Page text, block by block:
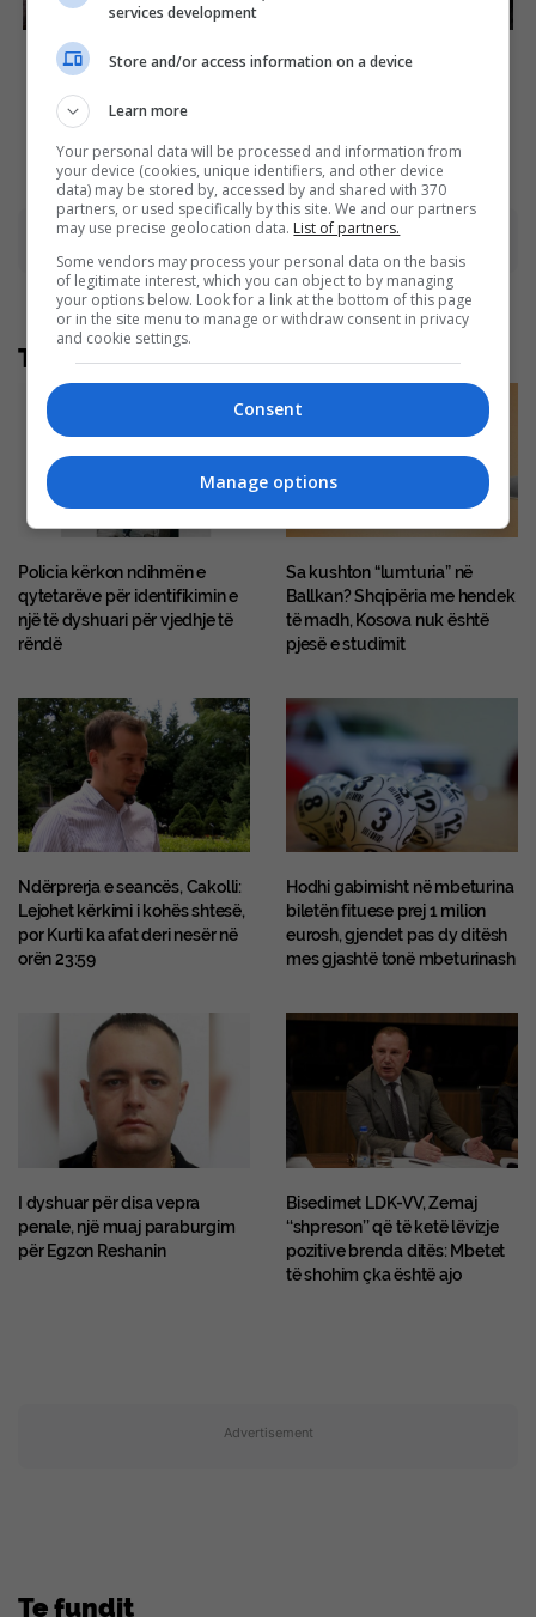
What Happened To Laura
San Giacomo? She's Still
Stunning Today!
Brainberries
Bond? Here's What We
Advertisement
Të tjera nga rubrika
Policia kërkon ndihmën e
qytetarëve për identifikimin e
një të dyshuari për vjedhje të
rëndë
Sa kushton “lumturia” në
Ballkan? Shqipëria me hendek
të madh, Kosova nuk është
pjesë e studimit
Ndërprerja e seancës, Cakolli:
Lejohet kërkimi i kohës shtesë,
por Kurti ka afat deri nesër në
orën 23:59
Hodhi gabimisht në mbeturina
biletën fituese prej 1 milion
eurosh, gjendet pas dy ditësh
mes gjashtë tonë mbeturinash
I dyshuar për disa vepra
penale, një muaj paraburgim
për Egzon Reshanin
Bisedimet LDK-VV, Zemaj
‘‘shpreson’’ që të ketë lëvizje
pozitive brenda ditës: Mbetet
të shohim çka është ajo
Advertisement
Te fundit
services development
Store and/or access information on a device
Learn more
Your personal data will be processed and information from
your device (cookies, unique identifiers, and other device
data) may be stored by, accessed by and shared with 370
partners, or used specifically by this site. We and our partners
may use precise geolocation data. List of partners.
Some vendors may process your personal data on the basis
of legitimate interest, which you can object to by managing
your options below. Look for a link at the bottom of this page
or in the site menu to manage or withdraw consent in privacy
and cookie settings.
Consent
Manage options